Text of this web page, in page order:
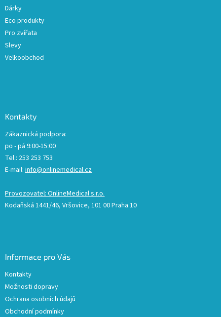
Dárky
Eco produkty
Pro zvířata
Slevy
Velkoobchod
Kontakty
Zákaznická podpora:
po - pá 9:00-15:00
Tel.: 253 253 753
E-mail: info@onlinemedical.cz
Provozovatel: OnlineMedical s.r.o.
Kodaňská 1441/46, Vršovice, 101 00 Praha 10
Informace pro Vás
Kontakty
Možnosti dopravy
Ochrana osobních údajů
Obchodní podmínky